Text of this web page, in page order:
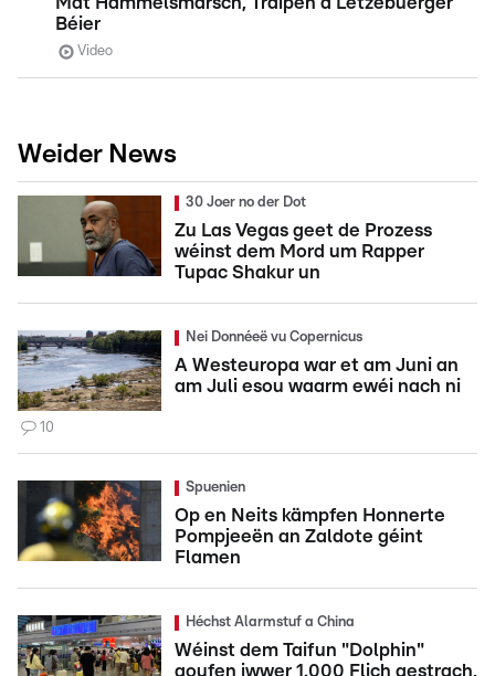
Béier
Video
Weider News
30 Joer no der Dot
Zu Las Vegas geet de Prozess
wéinst dem Mord um Rapper
Tupac Shakur un
Nei Donnéeë vu Copernicus
A Westeuropa war et am Juni an
am Juli esou waarm ewéi nach ni
10
Spuenien
Op en Neits kämpfen Honnerte
Pompjeeën an Zaldote géint
Flamen
Héchst Alarmstuf a China
Wéinst dem Taifun "Dolphin"
goufen iwwer 1.000 Flich gestrach,